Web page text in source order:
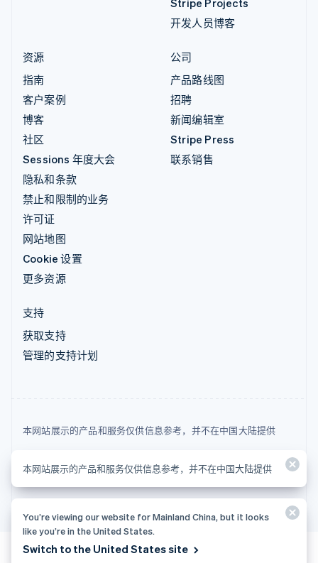
开发人员博客
资源
指南
客户案例
博客
社区
Sessions 年度大会
隐私和条款
禁止和限制的业务
许可证
网站地图
Cookie 设置
更多资源
公司
产品路线图
招聘
新闻编辑室
Stripe Press
联系销售
支持
获取支持
管理的支持计划
本网站展示的产品和服务仅供信息参考，并不在中国大陆提供
© 2026 Stripe, LLC
本网站展示的产品和服务仅供信息参考，并不在中国大陆提供
You’re viewing our website for Mainland China, but it looks
like you’re in the United States.
Switch to the United States site